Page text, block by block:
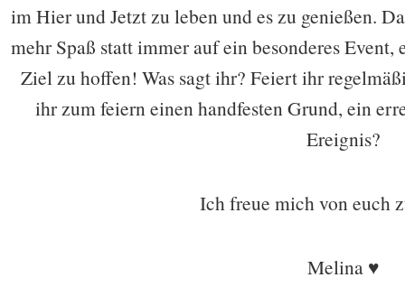
im Hier und Jetzt zu leben und es zu genießen.
mehr Spaß statt immer auf ein besonderes
Ziel zu hoffen! Was sagt ihr? Feiert ihr
ihr zum feiern einen handfesten Grund, ein
Ereignis?
Ich freue mich von euch
Melina ♥